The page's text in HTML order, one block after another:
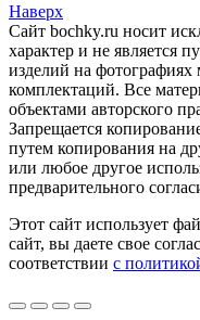
Наверх
Сайт bochky.ru носит
характер и не является
изделий на фотографиях
комплектаций. Все
объектами авторского
Запрещается
путем копирования на
или любое другое
предварительного
Этот сайт использует
сайт, вы даете свое
соответствии с